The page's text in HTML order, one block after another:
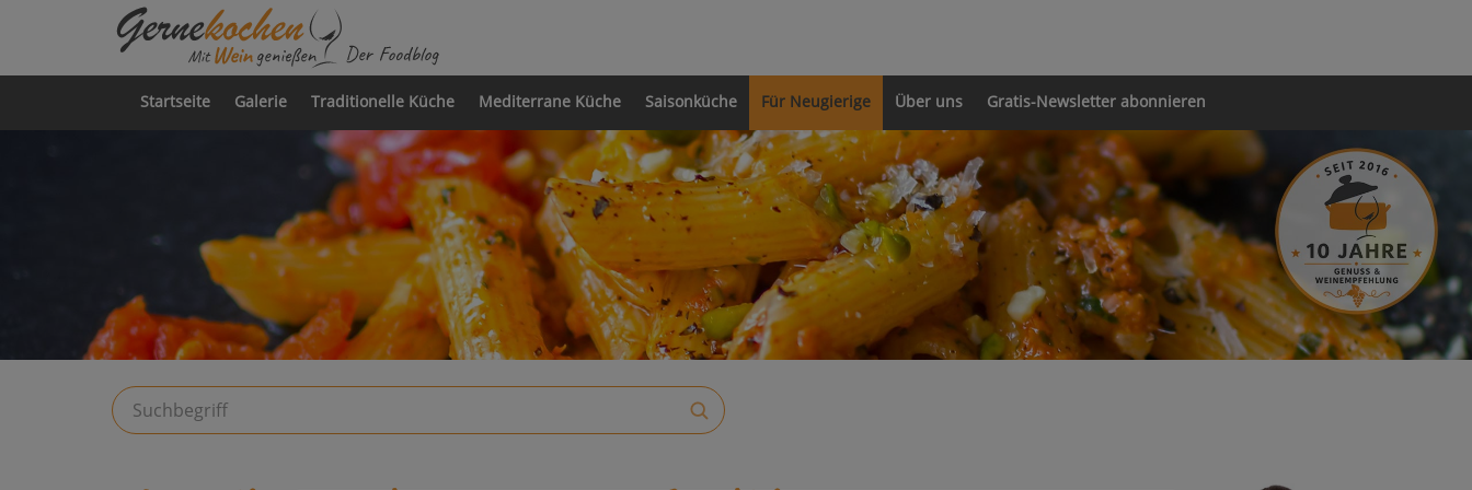
Startseite Galerie Traditionelle Küche Mediterrane Küche Saisonküche Für Neugierige Über uns Gratis-Newsletter abonnieren